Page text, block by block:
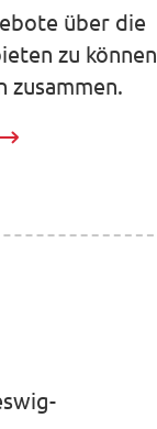
über die
zu können,
zusammen.